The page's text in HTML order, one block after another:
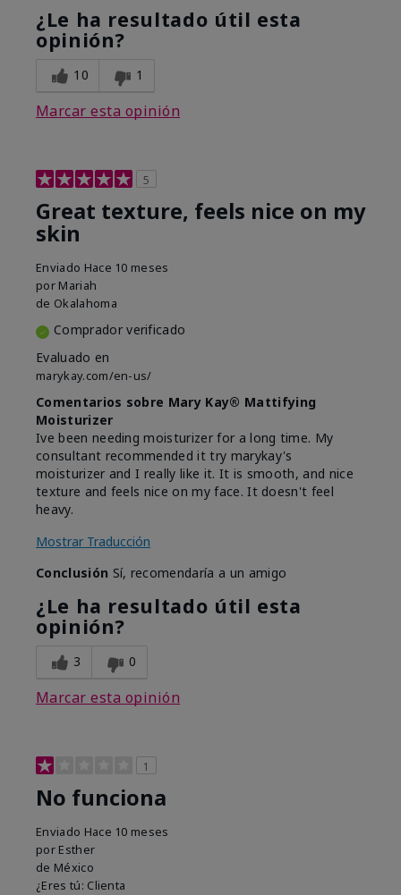
¿Le ha resultado útil esta
opinión?
10 1
Marcar esta opinión
5
Great texture, feels nice on my
skin
Enviado Hace 10 meses
por Mariah
de Okalahoma
Comprador verificado
Evaluado en
marykay.com/en-us/
Comentarios sobre Mary Kay® Mattifying
Moisturizer
Ive been needing moisturizer for a long time. My
consultant recommended it try marykay's
moisturizer and I really like it. It is smooth, and nice
texture and feels nice on my face. It doesn't feel
heavy.
Mostrar Traducción
Conclusión Sí, recomendaría a un amigo
¿Le ha resultado útil esta
opinión?
3 0
Marcar esta opinión
1
No funciona
Enviado Hace 10 meses
por Esther
de México
¿Eres tú: Clienta